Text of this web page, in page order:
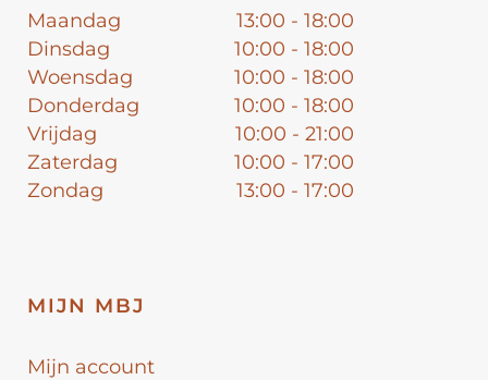
Maandag
13:00 - 18:00
Dinsdag
10:00 - 18:00
Woensdag
10:00 - 18:00
Donderdag
10:00 - 18:00
Vrijdag
10:00 - 21:00
Zaterdag
10:00 - 17:00
Zondag
13:00 - 17:00
MIJN MBJ
Mijn account